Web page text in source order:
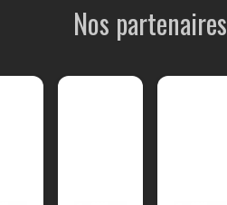
Nos partenaires